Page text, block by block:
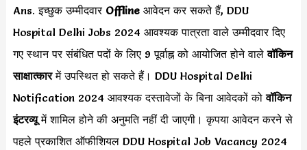
Ans. इच्छुक उम्मीदवार Offline आवेदन कर सकते हैं, DDU
Hospital Delhi Jobs 2024 आवश्यक पात्रता वाले उम्मीदवार दिए
गए स्थान पर संबंधित पदों के लिए 9 पूर्वाह्न को आयोजित होने वालेवॉकिन
साक्षात्कारमें उपस्थित हो सकते हैं। DDU Hospital Delhi
Notification 2024 आवश्यक दस्तावेजों के बिना आवेदकों कोवॉकिन
इंटरव्यूमें शामिल होने की अनुमति नहीं दी जाएगी। कृपया आवेदन करने से
पहले प्रकाशित ऑफीशियल DDU Hospital Job Vacancy 2024